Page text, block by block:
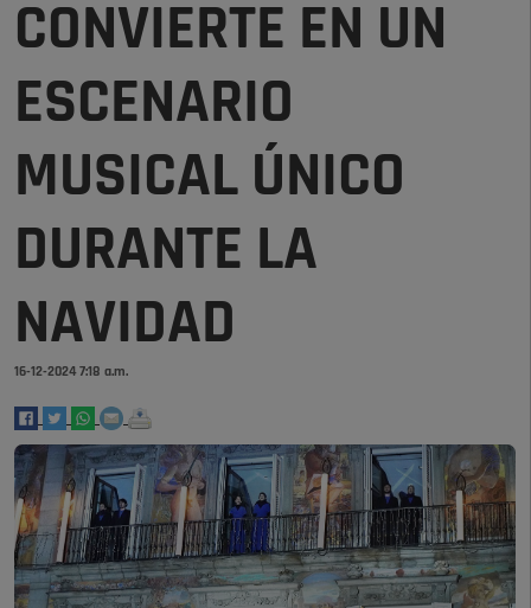
CONVIERTE EN UN
ESCENARIO
MUSICAL ÚNICO
DURANTE LA
NAVIDAD
16-12-2024 7:18 a.m.